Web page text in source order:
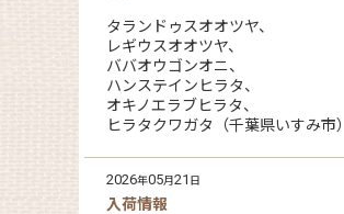
タランドゥスオオツヤ、
レギウスオオツヤ、
ババオウゴンオニ、
ハンステインヒラタ、
オキノエラブヒラタ、
ヒラタクワガタ（千葉県いすみ市）
2026年05月21 日
入荷情報